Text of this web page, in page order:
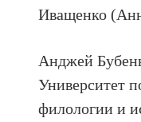
Иващенко
Анджей
Университет
филологии и